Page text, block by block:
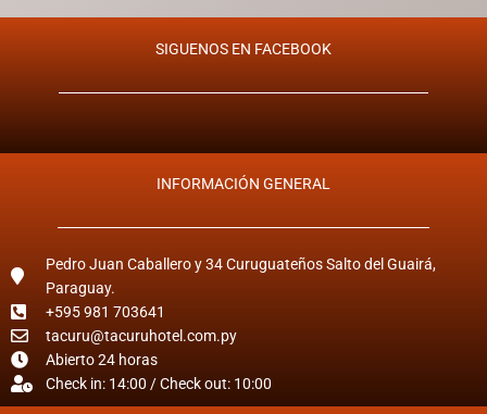
SIGUENOS EN FACEBOOK
INFORMACIÓN GENERAL
Pedro Juan Caballero y 34 Curuguateños Salto del Guairá,
Paraguay.
+595 981 703641
tacuru@tacuruhotel.com.py
Abierto 24 horas
Check in: 14:00 / Check out: 10:00